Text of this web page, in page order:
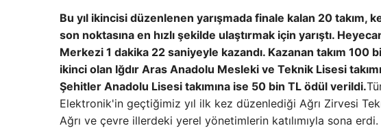
Bu yıl ikincisi düzenlenen yarışmada finale kalan 20 takım,
son noktasına en hızlı şekilde ulaştırmak için yarıştı.
Merkezi 1 dakika 22 saniyeyle kazandı. Kazanan takım 100
ikinci olan Iğdır Aras Anadolu Mesleki ve Teknik Lisesi
Şehitler Anadolu Lisesi takımına ise 50 bin TL ödül verildi.
Elektronik'in geçtiğimiz yıl ilk kez düzenlediği Ağrı Zirvesi
Ağrı ve çevre illerdeki yerel yönetimlerin katılımıyla sona